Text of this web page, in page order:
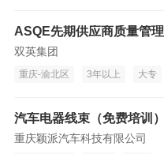
ASQE先期供应商质量管理
双英集团
重庆-渝北区 3年以上 大专
汽车电器线束（免费培训）
重庆颖派汽车科技有限公司